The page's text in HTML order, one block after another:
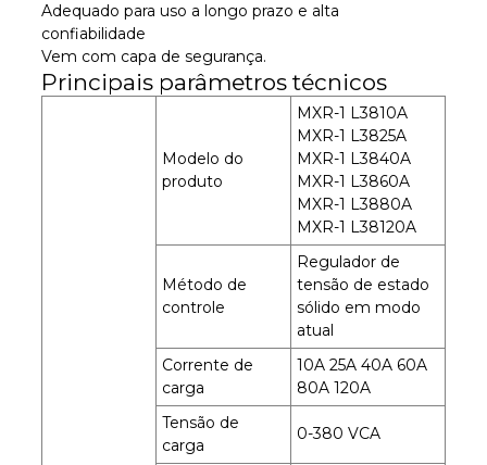
Adequado para uso a longo prazo e alta
confiabilidade
Vem com capa de segurança.
Principais parâmetros técnicos
Modelo do
produto
MXR-1 L3810A
MXR-1 L3825A
MXR-1 L3840A
MXR-1 L3860A
MXR-1 L3880A
MXR-1 L38120A
Método de
controle
Regulador de
tensão de estado
sólido em modo
atual
Corrente de
carga
10A 25A 40A 60A
80A 120A
Tensão de
carga
0-380 VCA